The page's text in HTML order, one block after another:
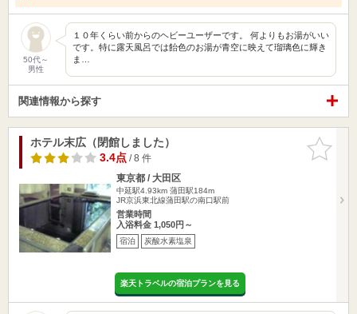
50代～
男性
１０年くらい前からのヘビーユーザーです。 何よりもお湯がいい
です。特に露天風呂では飴色のお湯が青空に映えて瑠璃色に輝き
ま…
関連情報から探す
お気に入
りに追加
ホテル末広（閉館しました）
3.4点/ 8 件
東京都 / 大田区
中延駅4.93km 蒲田駅184m
JR京浜東北線蒲田駅の南口駅前
営業時間
入浴料金 1,050円～
宿泊 炭酸水素塩泉
楽天トラベルの宿泊プランを見る